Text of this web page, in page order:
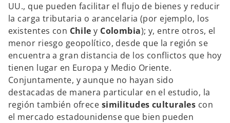
UU., que pueden facilitar el flujo de bienes y reducir
la carga tributaria o arancelaria (por ejemplo, los
existentes con Chile y Colombia); y, entre otros, el
menor riesgo geopolítico, desde que la región se
encuentra a gran distancia de los conflictos que hoy
tienen lugar en Europa y Medio Oriente.
Conjuntamente, y aunque no hayan sido
destacadas de manera particular en el estudio, la
región también ofrece similitudes culturales con
el mercado estadounidense que bien pueden